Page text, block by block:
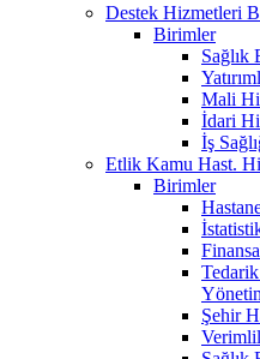
Destek Hizmetleri
Birimler
Sağlık
Mali
İdari
İş
Etlik Kamu Hast.
Birimler
Şehir